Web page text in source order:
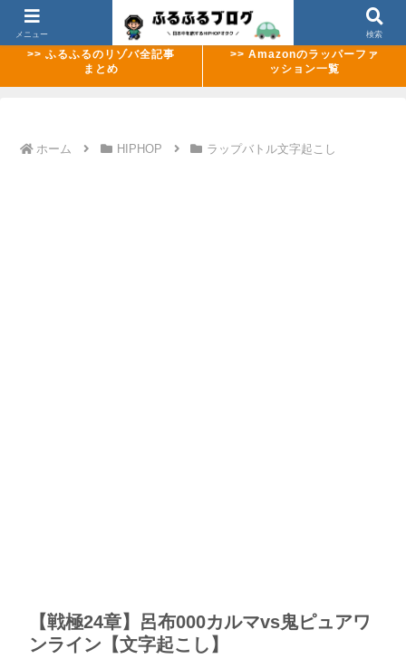
>> 【2026年8月最新】ABEMAのMCバトル配信ラッシュまとめ
>> ふるふるのリゾバ全記事
まとめ
>> Amazonのラッパーファ
ッション一覧
ホーム HIPHOP ラップバトル文字起こし
【戦極24章】呂布000カルマvs鬼ピュアワ
ンライン【文字起こし】
メニュー 検索